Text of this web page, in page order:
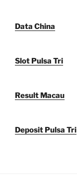
Data China
Slot Pulsa Tri
Result Macau
Deposit Pulsa Tri